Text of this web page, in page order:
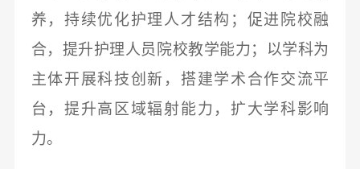
养，持续优化护理人才结构；促进院校融
合，提升护理人员院校教学能力；以学科为
主体开展科技创新，搭建学术合作交流平
台，提升高区域辐射能力，扩大学科影响
力。